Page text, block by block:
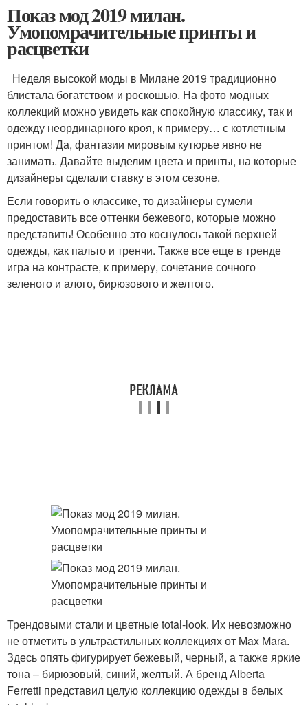
Показ мод 2019 милан.
Умопомрачительные принты и
расцветки
Неделя высокой моды в Милане 2019 традиционно
блистала богатством и роскошью. На фото модных
коллекций можно увидеть как спокойную классику, так и
одежду неординарного кроя, к примеру… с котлетным
принтом! Да, фантазии мировым кутюрье явно не
занимать. Давайте выделим цвета и принты, на которые
дизайнеры сделали ставку в этом сезоне.
Если говорить о классике, то дизайнеры сумели
предоставить все оттенки бежевого, которые можно
представить! Особенно это коснулось такой верхней
одежды, как пальто и тренчи. Также все еще в тренде
игра на контрасте, к примеру, сочетание сочного
зеленого и алого, бирюзового и желтого.
Трендовыми стали и цветные total-look. Их невозможно
не отметить в ультрастильных коллекциях от Max Mara.
Здесь опять фигурирует бежевый, черный, а также яркие
тона – бирюзовый, синий, желтый. А бренд Alberta
Ferretti представил целую коллекцию одежды в белых